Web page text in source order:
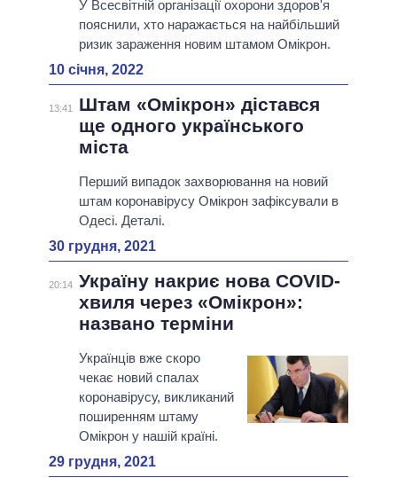
У Всесвітній організації охорони здоров'я
пояснили, хто наражається на найбільший
ризик зараження новим штамом Омікрон.
10 січня, 2022
13:41
Штам «Омікрон» дістався
ще одного українського
міста
Перший випадок захворювання на новий
штам коронавірусу Омікрон зафіксували в
Одесі. Деталі.
30 грудня, 2021
20:14 Україну накриє нова COVID-
хвиля через «Омікрон»:
названо терміни
Українців вже скоро
чекає новий спалах
коронавірусу, викликаний
поширенням штаму
Омікрон у нашій країні.
29 грудня, 2021